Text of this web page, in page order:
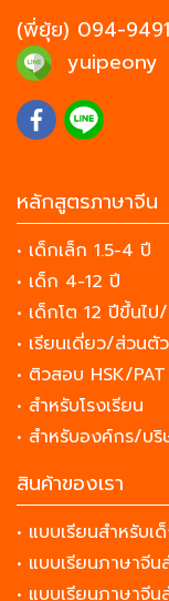
(พี่ยุ้ย) 094-
yuipeony
หลักสูตรภาษาจีน
• เด็กเล็ก 1.5-4 ปี
• เด็ก 4-12 ปี
• เด็กโต 12 ปีขึ้นไ
• เรียนเดี่ยว/ส่วน
• ติวสอบ HSK/PAT
• สำหรับโรงเรียน
• สำหรับองค์กร/บริ
สินค้าของเรา
• แบบเรียนสำหรับเ
• แบบเรียนภาษาจี
• แบบเรียนภาษาจี